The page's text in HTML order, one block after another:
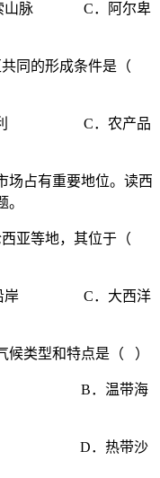
山脉 C．阿尔卑
同的形成条件是（
利 C．农产品
场占有重要地位。读西
。
亚等地，其位于（
岸 C．大西洋
候类型和特点是（ ）
燥 B．温带海
差大 D．热带沙